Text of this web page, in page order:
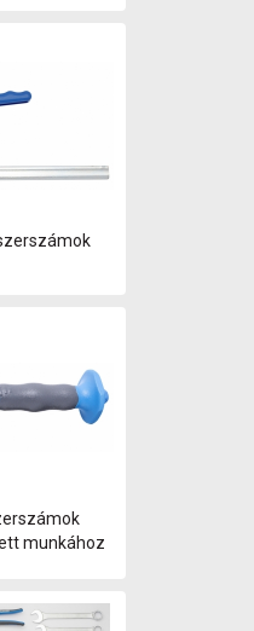
munkához